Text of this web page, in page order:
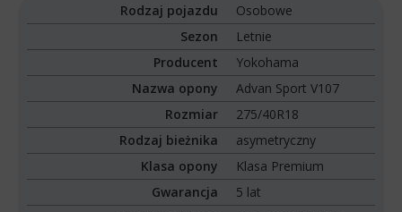
Rodzaj pojazdu
Osobowe
Sezon
Letnie
Producent
Yokohama
Nazwa opony
Advan Sport V107
Rozmiar
275/40R18
Rodzaj bieżnika
asymetryczny
Klasa opony
Klasa Premium
Gwarancja
5 lat